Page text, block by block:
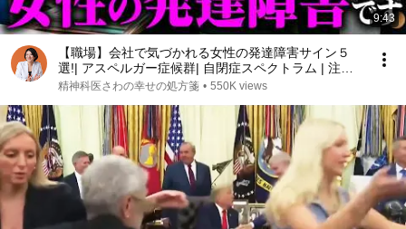
9:43
【職場】会社で気づかれる女性の発達障害サイン５
選!| アスペルガー症候群| 自閉症スペクトラム | 注意
欠如多動症 | ADHD・ASD・LD
精神科医さわの幸せの処方箋 • 550K views